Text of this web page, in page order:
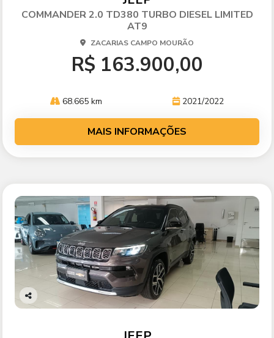
COMMANDER 2.0 TD380 TURBO DIESEL LIMITED
AT9
ZACARIAS CAMPO MOURÃO
R$ 163.900,00
68.665 km 2021/2022
MAIS INFORMAÇÕES
Co